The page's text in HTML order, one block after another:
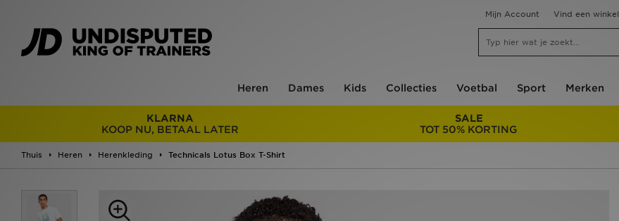
Mijn Account Vind een winkel
Heren Dames Kids Collecties Voetbal Sport Merken
KLARNA
KOOP NU, BETAAL LATER
SALE
TOT 50% KORTING
Thuis Heren Herenkleding Technicals Lotus Box T-Shirt